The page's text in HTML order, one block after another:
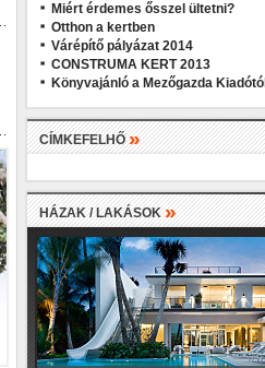
Miért érdemes ősszel ültetni?
Otthon a kertben
Várépítő pályázat 2014
CONSTRUMA KERT 2013
Könyvajánló a Mezőgazda Kiadótól
CÍMKEFELHŐ»
HÁZAK / LAKÁSOK »